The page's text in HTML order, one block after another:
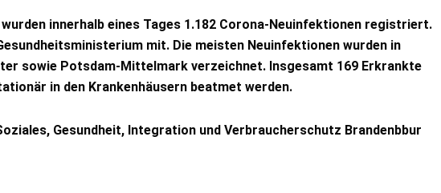
wurden innerhalb eines Tages 1.182 Corona-Neuinfektionen registriert.
mit. Die meisten Neuinfektionen wurden in
sowie Potsdam-Mittelmark verzeichnet. Insgesamt 169 Erkrankte
in den Krankenhäusern beatmet werden.
Gesundheit, Integration und Verbraucherschutz Brandenbbur